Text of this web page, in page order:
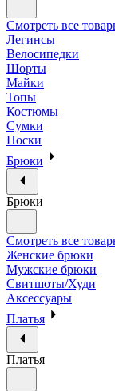
Смотреть все
Легинсы
Велосипедки
Шорты
Майки
Топы
Костюмы
Сумки
Носки
Брюки
Брюки
Смотреть все
Женские брюки
Мужские брюки
Свитшоты/Худи
Аксессуары
Платья
Платья